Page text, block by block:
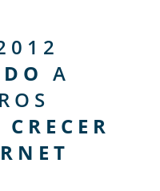
A
CRECER